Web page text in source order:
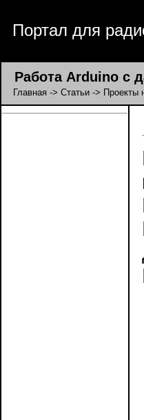
Портал для
Работа Arduino с
Главная -> Статьи -> Проекты